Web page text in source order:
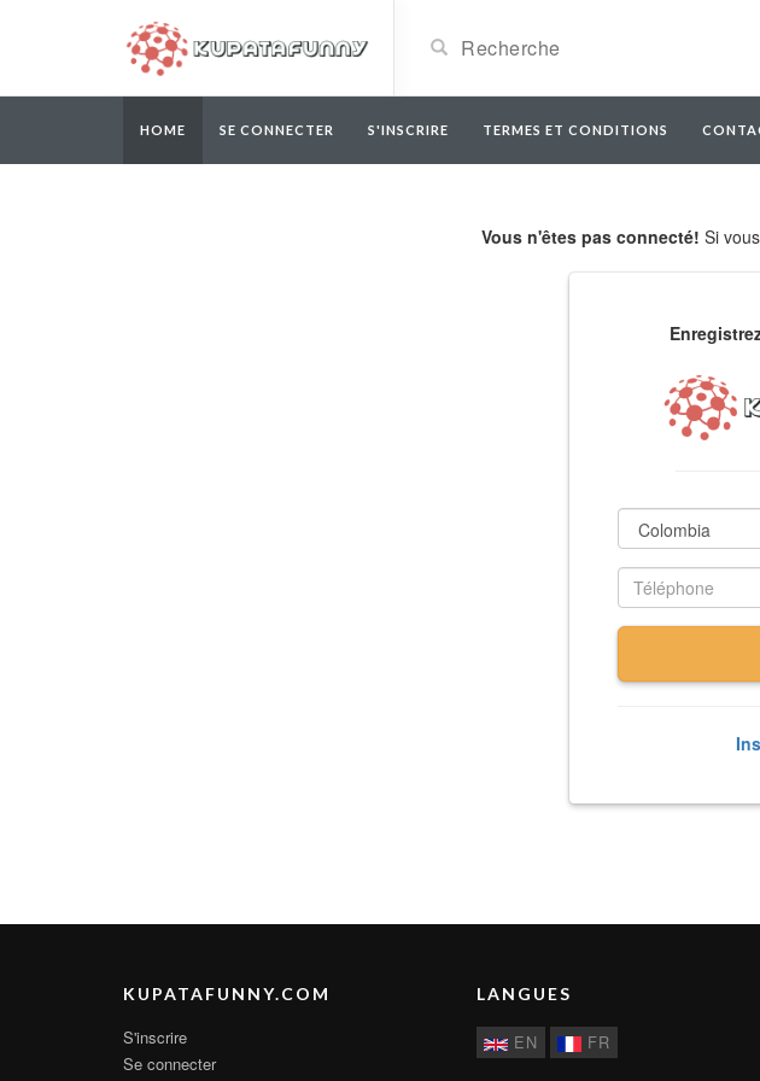
HOME SE CONNECTER S'INSCRIRE TERMES ET CONDITIONS
Vous n'êtes pas connecté! Si
KUPATAFUNNY.COM
S'inscrire
Se connecter
LANGUES
EN FR